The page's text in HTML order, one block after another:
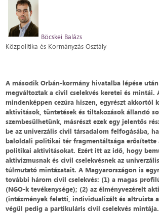
Böcskei Balázs
Közpolitika és Kormányzás Osztály
A második Orbán-kormány hivatalba lépése
megváltoztak a civil cselekvés keretei és mintái.
mindenképpen cezúra hiszen, egyrészt akkortól
aktivitások, tüntetések és tiltakozások állandó
szembesülhetünk, másrészt ezek egy jelentős
be az univerzális civil társadalom felfogásába,
baloldali politikai tér fragmentáltsága erősítette
politikai aktivitásokat. Ezért itt az idő, hogy
aktivizmusnak és civil cselekvésnek az
túlmutató mintázatait. A Magyarországon is
további három civil cselekvés: (1) a magas
(NGO-k tevékenysége); (2) az élményvezérelt
(intézmények feletti, individualizált és altruista
végül pedig a partikuláris civil cselekvés mintája.